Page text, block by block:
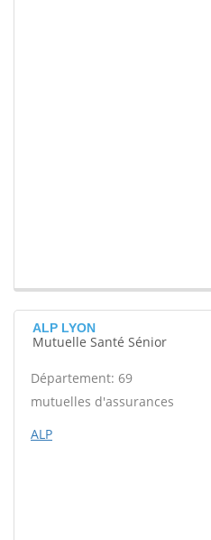
ALP LYON
Mutuelle Santé Sénior
Département: 69
mutuelles d'assurances
ALP